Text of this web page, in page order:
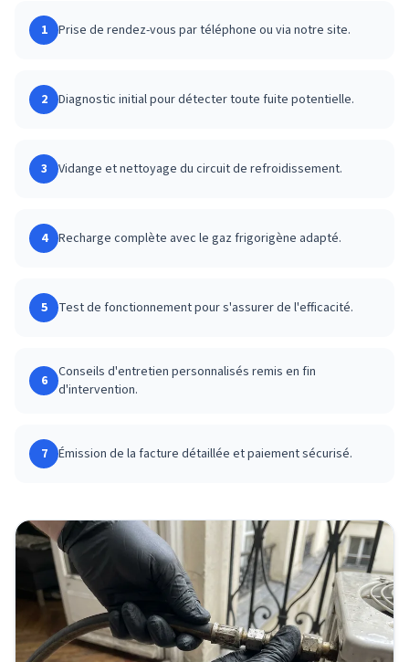
1 Prise de rendez-vous par téléphone ou via notre site.
2 Diagnostic initial pour détecter toute fuite potentielle.
3 Vidange et nettoyage du circuit de refroidissement.
4 Recharge complète avec le gaz frigorigène adapté.
5 Test de fonctionnement pour s'assurer de l'efficacité.
6
Conseils d'entretien personnalisés remis en fin
d'intervention.
7 Émission de la facture détaillée et paiement sécurisé.